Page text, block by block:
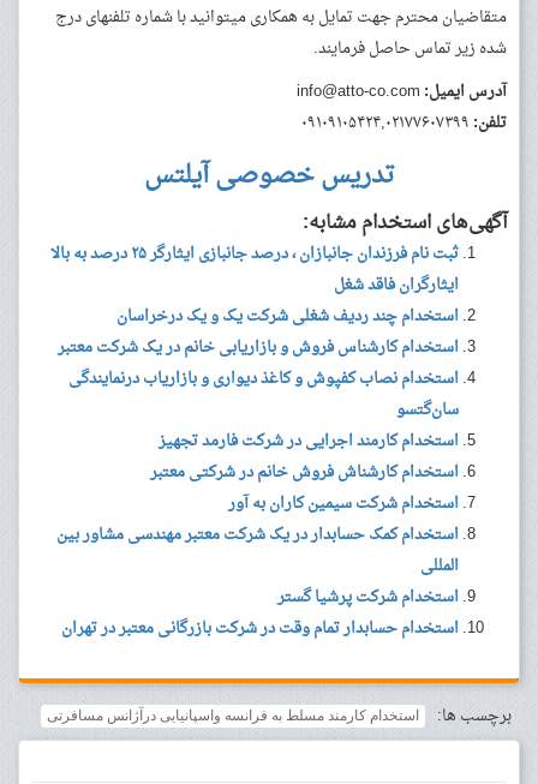
متقاضیان محترم جهت تمایل به همکاری میتوانید با شماره تلفنهای درج
شده زیر تماس حاصل فرمایند.
آدرس ایمیل: info@atto-co.com
تلفن: ۰۹۱۰۹۱۰۵۴۲۴,۰۲۱۷۷۶۰۷۳۹۹
تدریس خصوصی آیلتس
آگهی‌های استخدام مشابه:
ثبت نام فرزندان جانبازان ، درصد جانبازی ایثارگر ۲۵ درصد به بالا
ایثارگران فاقد شغل
استخدام چند ردیف شغلی شرکت یک و یک درخراسان
استخدام کارشناس فروش و بازاریابی خانم در یک شرکت معتبر
استخدام نصاب کفپوش و کاغذ دیواری و بازاریاب درنمایندگی
سان‌گتسو
استخدام کارمند اجرایی در شرکت فارمد تجهیز
استخدام کارشناش فروش خانم در شرکتی معتبر
استخدام شرکت سیمین کاران به آور
استخدام کمک حسابدار در یک شرکت معتبر مهندسی مشاور بین
المللی
استخدام شرکت پرشیا گستر
استخدام حسابدار تمام وقت در شرکت بازرگانی معتبر در تهران
برچسب ها: استخدام کارمند مسلط به فرانسه واسپانیایی درآژانس مسافرتی